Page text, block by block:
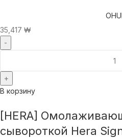
OHUI
35,417 ₩
В корзину
[HERA]
сывороткой Hera